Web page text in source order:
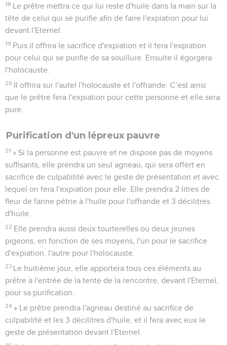
18 Le prêtre mettra ce qui lui reste d'huile dans la main sur la
tête de celui qui se purifie afin de faire l'expiation pour lui
devant l'Eternel.
19 Puis il offrira le sacrifice d'expiation et il fera l'expiation
pour celui qui se purifie de sa souillure. Ensuite il égorgera
l'holocauste.
20 Il offrira sur l'autel l'holocauste et l'offrande. C’est ainsi
que le prêtre fera l'expiation pour cette personne et elle sera
pure.
Purification d'un lépreux pauvre
21 » Si la personne est pauvre et ne dispose pas de moyens
suffisants, elle prendra un seul agneau, qui sera offert en
sacrifice de culpabilité avec le geste de présentation et avec
lequel on fera l'expiation pour elle. Elle prendra 2 litres de
fleur de farine pétrie à l'huile pour l'offrande et 3 décilitres
d'huile.
22 Elle prendra aussi deux tourterelles ou deux jeunes
pigeons, en fonction de ses moyens, l'un pour le sacrifice
d'expiation, l'autre pour l'holocauste.
23 Le huitième jour, elle apportera tous ces éléments au
prêtre à l'entrée de la tente de la rencontre, devant l'Eternel,
pour sa purification.
24 » Le prêtre prendra l'agneau destiné au sacrifice de
culpabilité et les 3 décilitres d'huile, et il fera avec eux le
geste de présentation devant l'Eternel.